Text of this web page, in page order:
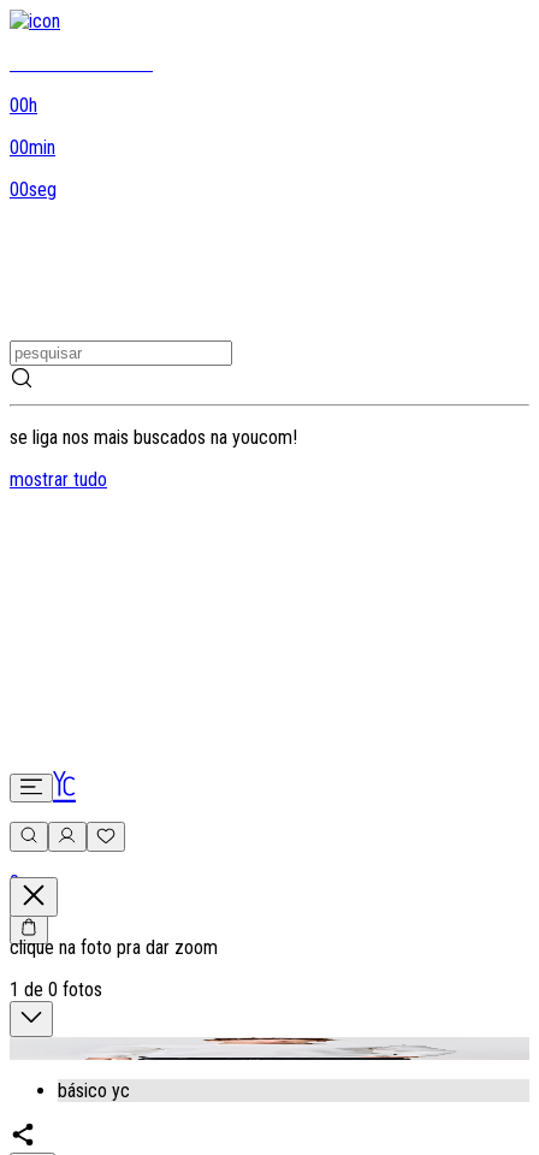
00h
00min
00seg
se liga nos mais buscados na youcom!
mostrar tudo
0
clique na foto pra dar zoom
1 de 0 fotos
básico yc